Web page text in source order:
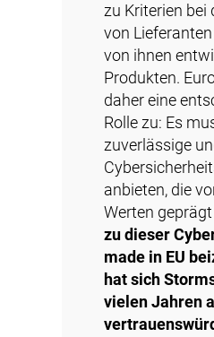
zu Kriterien bei
von
von ihnen
Produkten.
daher eine
Rolle zu: Es
zuverlässige
anbieten, die
Werten
zu dieser
made in EU
hat sich
vielen Jahren